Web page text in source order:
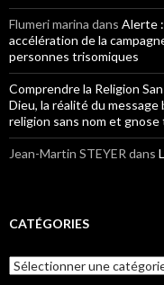
Flumeri marina dans Alerte
accélération de la
personnes trisomiques
Comprendre la Religion
Dieu, la réalité du message
religion sans nom et
Jean-Martin STEYER dans
CATÉGORIES
Catégories